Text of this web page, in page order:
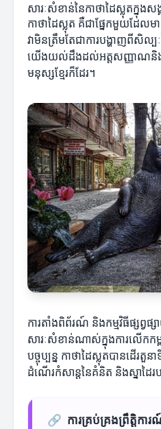
សារៈសំខាន់នៃកាថាដៃស្លុតក្នុងសង្
កាថាដៃស្លុត គឺជាផ្នែកមួយដែលមា
វាមិនត្រឹមតែជាការបង្ហាញពីសិល្បៈ
យើងយល់ដឹងដល់អត្តសញ្ញាណនិ
មនុស្សខ្មែរក៏ដែរ។
ការតាំងពិព័រណ៍ និងកម្មវិធីផ្សព្វផ្
សារៈសំខាន់ណាស់ក្នុងការលើកកម្
បច្ចុប្បន្ន កាថាដៃស្លុតបានដើរតួ
ដំណើរកំសាន្តនៃគំនិត និងស្នាដ
🔗 ការគ្រប់គ្រងព្រឹត្តិក